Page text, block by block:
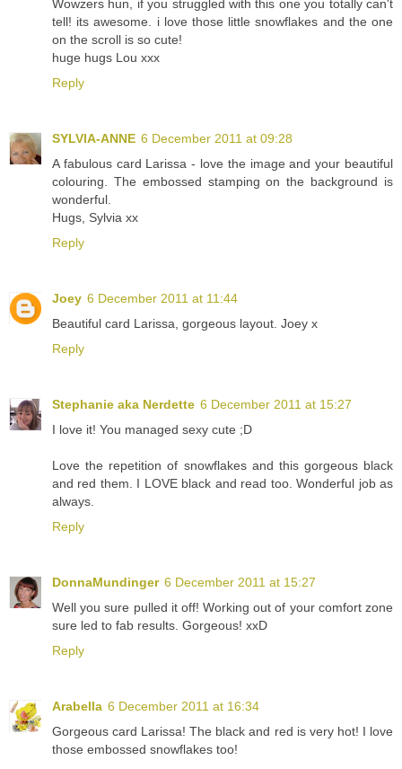
Wowzers hun, if you struggled with this one you totally can't
tell! its awesome. i love those little snowflakes and the one
on the scroll is so cute!
huge hugs Lou xxx
Reply
SYLVIA-ANNE 6 December 2011 at 09:28
A fabulous card Larissa - love the image and your beautiful
colouring. The embossed stamping on the background is
wonderful.
Hugs, Sylvia xx
Reply
Joey 6 December 2011 at 11:44
Beautiful card Larissa, gorgeous layout. Joey x
Reply
Stephanie aka Nerdette 6 December 2011 at 15:27
I love it! You managed sexy cute ;D
Love the repetition of snowflakes and this gorgeous black
and red them. I LOVE black and read too. Wonderful job as
always.
Reply
DonnaMundinger 6 December 2011 at 15:27
Well you sure pulled it off! Working out of your comfort zone
sure led to fab results. Gorgeous! xxD
Reply
Arabella 6 December 2011 at 16:34
Gorgeous card Larissa! The black and red is very hot! I love
those embossed snowflakes too!